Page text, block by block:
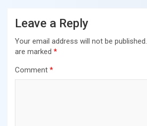
Leave a Reply
Your email address will not be published.
are marked *
Comment *